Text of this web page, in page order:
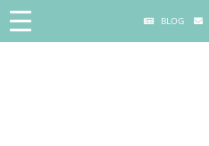
BLOG